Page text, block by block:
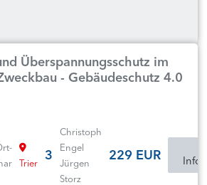
Überspannungsschutz im
- Gebäudeschutz 4.0
Trier 3
Christoph
Engel
Jürgen
Storz
229 EUR